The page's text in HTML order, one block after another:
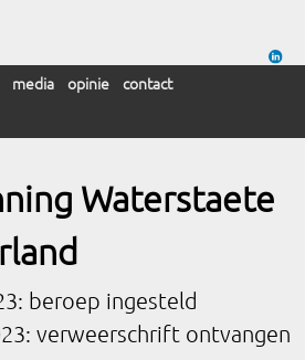
media opinie contact
Waterstaete
beroep ingesteld
verweerschrift ontvangen